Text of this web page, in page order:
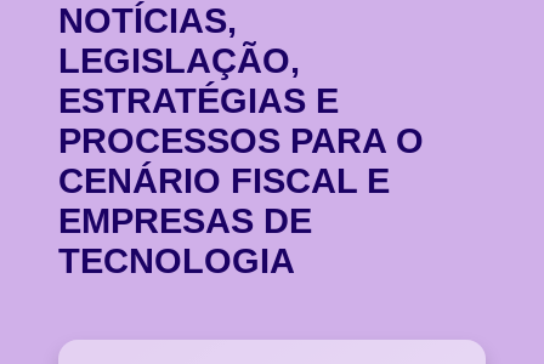
NOTÍCIAS,
LEGISLAÇÃO,
ESTRATÉGIAS E
PROCESSOS PARA O
CENÁRIO FISCAL E
EMPRESAS DE
TECNOLOGIA